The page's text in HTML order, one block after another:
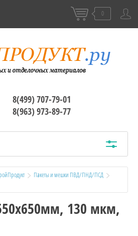
0
8(499) 707-79-01
8(963) 973-89-77
Пакеты и мешки ПВД/ПНД/ПСД
130 мкм,